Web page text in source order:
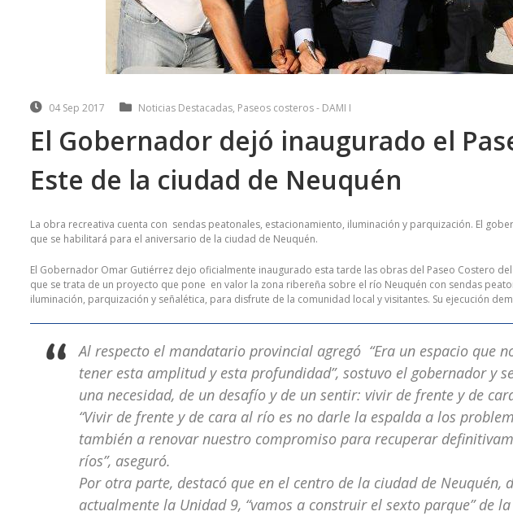
04 Sep 2017 Noticias Destacadas, Paseos costeros - DAMI I
El Gobernador dejó inaugurado el
Este de la ciudad de Neuquén
La obra recreativa cuenta con sendas peatonales, estacionamiento, iluminación y parquización. El
que se habilitará para el aniversario de la ciudad de Neuquén.
El Gobernador Omar Gutiérrez dejo oficialmente inaugurado esta tarde las obras del Paseo Costero
que se trata de un proyecto que pone en valor la zona ribereña sobre el río Neuquén con sendas
iluminación, parquización y señalética, para disfrute de la comunidad local y visitantes. Su ejecución
Al respecto el mandatario provincial agregó “Era un espacio que
tener esta amplitud y esta profundidad”, sostuvo el gobernador y
una necesidad, de un desafío y de un sentir: vivir de frente y de
“Vivir de frente y de cara al río es no darle la espalda a los
también a renovar nuestro compromiso para recuperar
ríos”, aseguró.
Por otra parte, destacó que en el centro de la ciudad de Neuquén,
actualmente la Unidad 9, “vamos a construir el sexto parque” de